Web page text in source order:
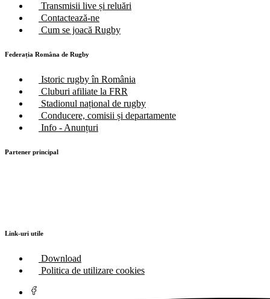
Transmisii live și reluări
Contactează-ne
Cum se joacă Rugby
Federația Româna de Rugby
Istoric rugby în România
Cluburi afiliate la FRR
Stadionul național de rugby
Conducere, comisii și departamente
Info - Anunțuri
Partener principal
Link-uri utile
Download
Politica de utilizare cookies